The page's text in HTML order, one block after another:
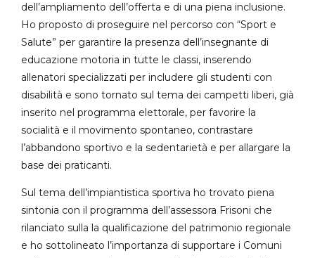
dell’ampliamento dell’offerta e di una piena inclusione.
Ho proposto di proseguire nel percorso con “Sport e
Salute” per garantire la presenza dell’insegnante di
educazione motoria in tutte le classi, inserendo
allenatori specializzati per includere gli studenti con
disabilità e sono tornato sul tema dei campetti liberi, già
inserito nel programma elettorale, per favorire la
socialità e il movimento spontaneo, contrastare
l’abbandono sportivo e la sedentarietà e per allargare la
base dei praticanti.
Sul tema dell’impiantistica sportiva ho trovato piena
sintonia con il programma dell’assessora Frisoni che
rilanciato sulla la qualificazione del patrimonio regionale
e ho sottolineato l’importanza di supportare i Comuni